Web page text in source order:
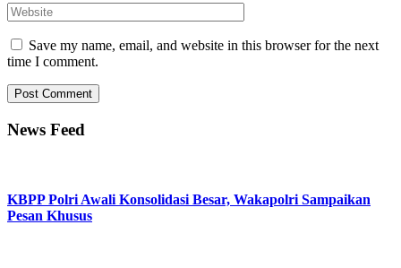
Save my name, email, and website in this browser for the next
time I comment.
News Feed
KBPP Polri Awali Konsolidasi Besar, Wakapolri Sampaikan
Pesan Khusus